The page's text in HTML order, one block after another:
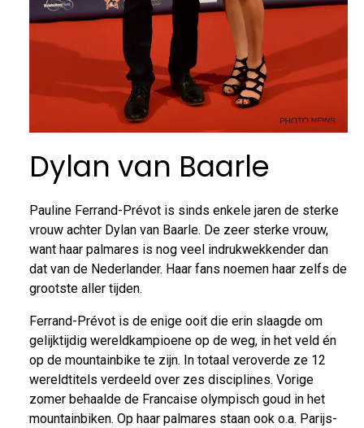
Dylan van Baarle
Pauline Ferrand-Prévot is sinds enkele jaren de sterke
vrouw achter Dylan van Baarle. De zeer sterke vrouw,
want haar palmares is nog veel indrukwekkender dan
dat van de Nederlander. Haar fans noemen haar zelfs de
grootste aller tijden.
Ferrand-Prévot is de enige ooit die erin slaagde om
gelijktijdig wereldkampioene op de weg, in het veld én
op de mountainbike te zijn. In totaal veroverde ze 12
wereldtitels verdeeld over zes disciplines. Vorige
zomer behaalde de Francaise olympisch goud in het
mountainbiken. Op haar palmares staan ook o.a. Parijs-